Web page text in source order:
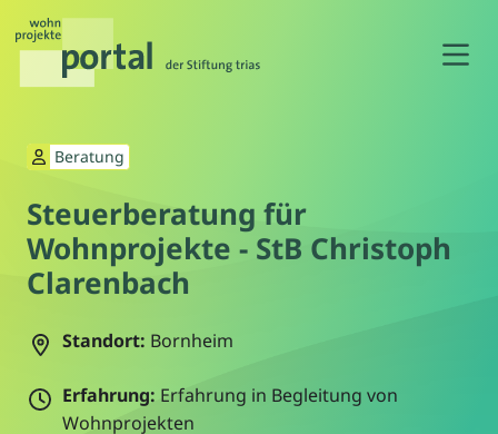
Beratung
Steuerberatung für
Wohnprojekte - StB Christoph
Clarenbach
Standort: Bornheim
Erfahrung: Erfahrung in Begleitung von
Wohnprojekten